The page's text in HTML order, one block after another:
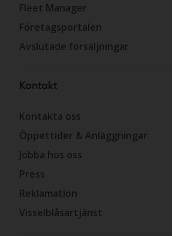
Fleet Manager
Företagsportalen
Avslutade försäljningar
Kontakt
Kontakta oss
Öppettider & Anläggningar
Jobba hos oss
Press
Reklamation
Visselblåsartjänst